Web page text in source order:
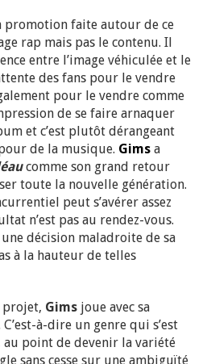
promotion faite autour de ce
rap mais pas le contenu. Il
entre l’image véhiculée et le
des fans pour le vendre
pour le vendre comme
de se faire arnaquer
et c’est plutôt dérangeant
de la musique. Gimsa
comme son grand retour
toute la nouvelle génération.
peut s’avérer assez
n’est pas au rendez-vous.
décision maladroite de sa
à la hauteur de telles
projet, Gims joue avec sa
à-dire un genre qui s’est
point de devenir la variété
sans cesse sur une ambiguïté